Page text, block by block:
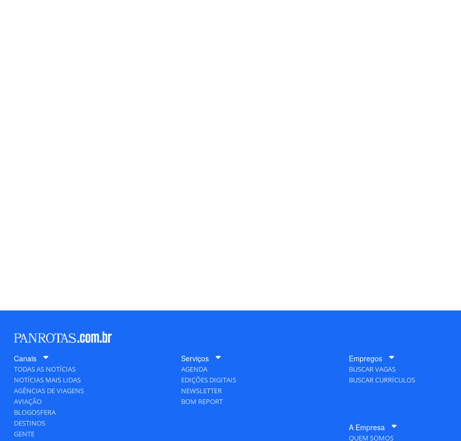
Canais
TODAS AS NOTÍCIAS
NOTÍCIAS MAIS LIDAS
AGÊNCIAS DE VIAGENS
AVIAÇÃO
BLOGOSFERA
DESTINOS
GENTE
Serviços
AGENDA
EDIÇÕES DIGITAIS
NEWSLETTER
BOM REPORT
Empregos
BUSCAR VAGAS
BUSCAR CURRÍCULOS
A Empresa
QUEM SOMOS